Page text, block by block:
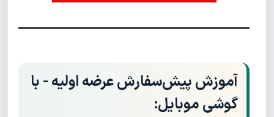
آموزش پیش‌سفارش عرضه اولیه - با
گوشی موبایل: